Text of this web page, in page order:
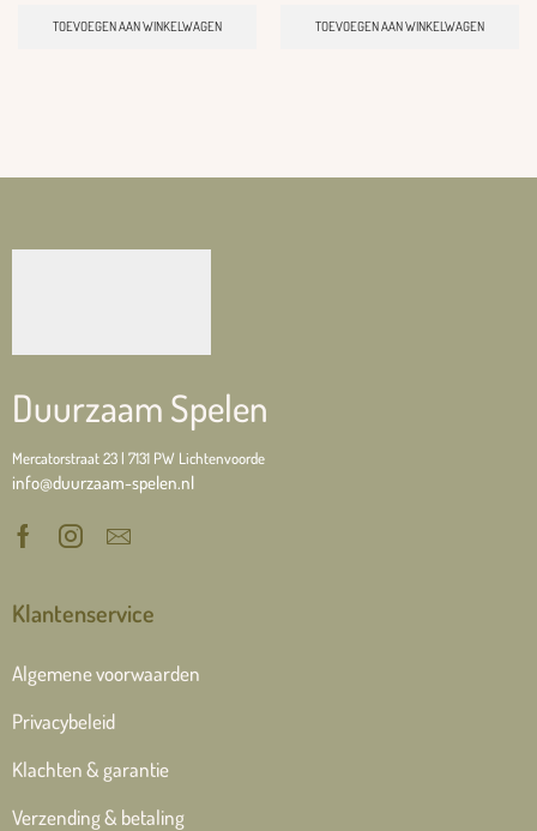
TOEVOEGEN AAN WINKELWAGEN TOEVOEGEN AAN WINKELWAGEN
Duurzaam Spelen
Mercatorstraat 23 | 7131 PW Lichtenvoorde
info@duurzaam-spelen.nl
Klantenservice
Algemene voorwaarden
Privacybeleid
Klachten & garantie
Verzending & betaling